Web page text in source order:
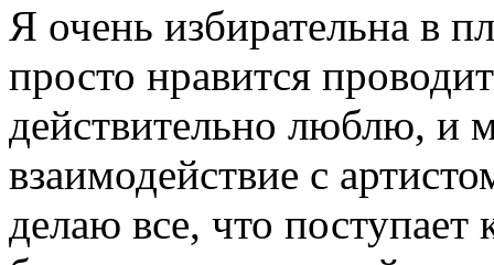
Я очень избирательна в
просто нравится
действительно люблю, и
взаимодействие с
делаю все, что поступает